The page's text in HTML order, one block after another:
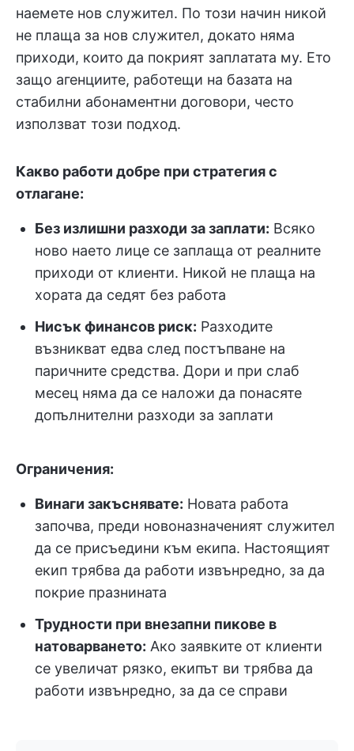
наемете нов служител. По този начин никой
не плаща за нов служител, докато няма
приходи, които да покрият заплатата му. Ето
защо агенциите, работещи на базата на
стабилни абонаментни договори, често
използват този подход.
Какво работи добре при стратегия с
отлагане:
Без излишни разходи за заплати: Всяко
ново наето лице се заплаща от реалните
приходи от клиенти. Никой не плаща на
хората да седят без работа
Нисък финансов риск: Разходите
възникват едва след постъпване на
паричните средства. Дори и при слаб
месец няма да се наложи да понасяте
допълнителни разходи за заплати
Ограничения:
Винаги закъснявате: Новата работа
започва, преди новоназначеният служител
да се присъедини към екипа. Настоящият
екип трябва да работи извънредно, за да
покрие празнината
Трудности при внезапни пикове в
натоварването: Ако заявките от клиенти
се увеличат рязко, екипът ви трябва да
работи извънредно, за да се справи